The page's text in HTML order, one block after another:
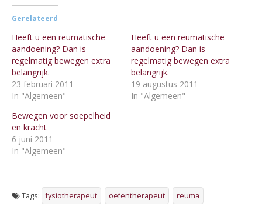
Gerelateerd
Heeft u een reumatische
aandoening? Dan is
regelmatig bewegen extra
belangrijk.
23 februari 2011
In "Algemeen"
Heeft u een reumatische
aandoening? Dan is
regelmatig bewegen extra
belangrijk.
19 augustus 2011
In "Algemeen"
Bewegen voor soepelheid
en kracht
6 juni 2011
In "Algemeen"
Tags: fysiotherapeut oefentherapeut reuma